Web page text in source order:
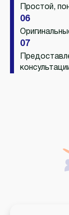
Простой,
06
07